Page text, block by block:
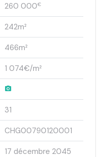
260 000€
242m²
466m²
1 074€/m²
31
CHG00790120001
17 décembre 2045